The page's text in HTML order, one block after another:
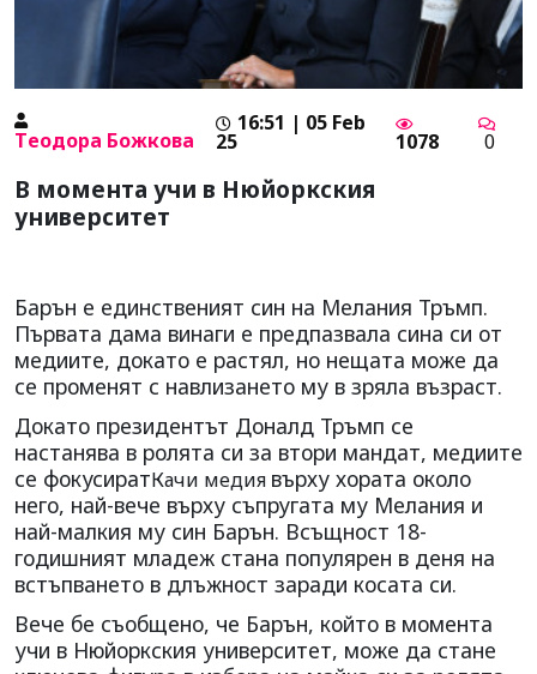
Tеодора Божкова
16:51 | 05 Feb
25 1078 0
В момента учи в Нюйоркския
университет
Барън е единственият син на Мелания Тръмп.
Първата дама винаги е предпазвала сина си от
медиите, докато е растял, но нещата може да
се променят с навлизането му в зряла възраст.
Докато президентът Доналд Тръмп се
настанява в ролята си за втори мандат, медиите
се фокусиратКачи медия върху хората около
него, най-вече върху съпругата му Мелания и
най-малкия му син Барън. Всъщност 18-
годишният младеж стана популярен в деня на
встъпването в длъжност заради косата си.
Вече бе съобщено, че Барън, който в момента
учи в Нюйоркския университет, може да стане